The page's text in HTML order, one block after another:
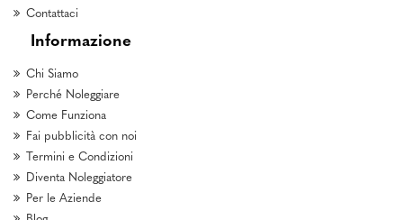
Contattaci
Informazione
Chi Siamo
Perché Noleggiare
Come Funziona
Fai pubblicità con noi
Termini e Condizioni
Diventa Noleggiatore
Per le Aziende